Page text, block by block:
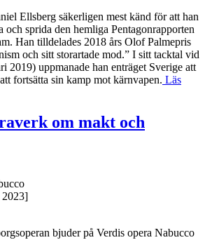
Ellsberg säkerligen mest känd för att han
och sprida den hemliga Pentagonrapporten
Han tilldelades 2018 års Olof Palmepris
och sitt storartade mod.” I sitt tacktal vid
2019) uppmanade han enträget Sverige att
fortsätta sin kamp mot kärnvapen. Läs
om makt och
2023]
bjuder på Verdis opera Nabucco